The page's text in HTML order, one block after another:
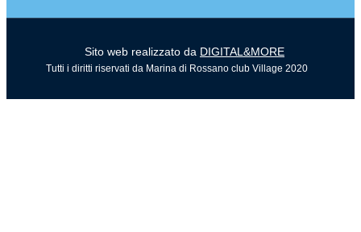
Sito web realizzato da DIGITAL&MORE
Tutti i diritti riservati da Marina di Rossano club Village 2020